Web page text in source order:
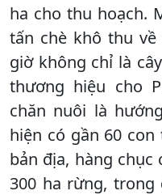
ha cho thu hoạch.
tấn chè khô thu
giờ không chỉ là
thương hiệu cho
chăn nuôi là
hiện có gần 60
bản địa, hàng chục
300 ha rừng,